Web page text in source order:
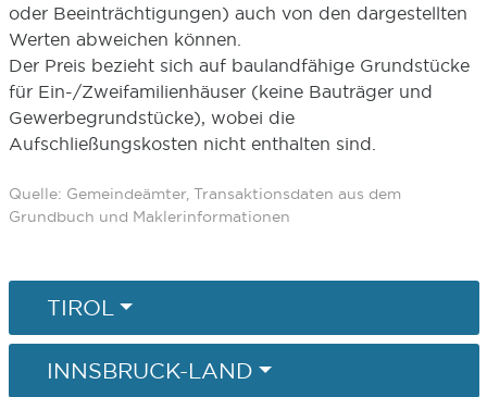
oder Beeinträchtigungen) auch von den dargestellten
Werten abweichen können.
Der Preis bezieht sich auf baulandfähige Grundstücke
für Ein-/Zweifamilienhäuser (keine Bauträger und
Gewerbegrundstücke), wobei die
Aufschließungskosten nicht enthalten sind.
Quelle: Gemeindeämter, Transaktionsdaten aus dem
Grundbuch und Maklerinformationen
TIROL
INNSBRUCK-LAND